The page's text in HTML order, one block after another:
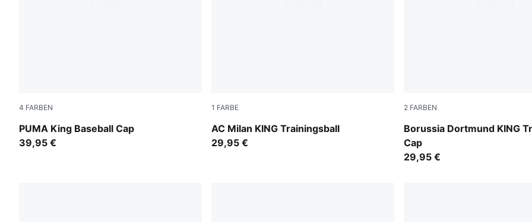
4 FARBEN
PUMA King Baseball Cap
Inky Depths
39,95 €
1 FARBE
AC Milan KING Trainingsball
PUMA White-multicolor
29,95 €
2 FARBEN
Borussia Dortmund KING
Cap
PUMA Black-Faster Yellow
29,95 €